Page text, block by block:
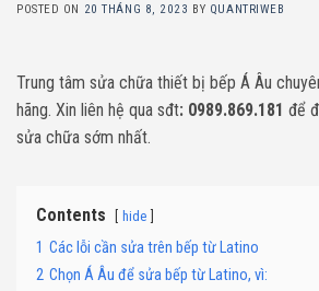
POSTED ON 20 THÁNG 8, 2023 BY QUANTRIWEB
Trung tâm sửa chữa thiết bị bếp Á Âu
hãng. Xin liên hệ qua sđt: 0989.869.181 để
sửa chữa sớm nhất.
Contents hide
1 Các lỗi cần sửa trên bếp từ Latino
2 Chọn Á Âu để sửa bếp từ Latino, vì: